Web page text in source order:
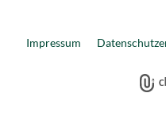
Impressum